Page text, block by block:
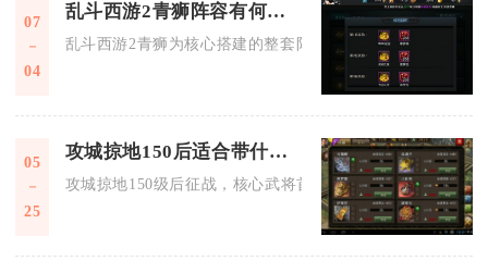
07
04
乱斗西游2青狮阵容有何优势
乱斗西游2青狮为核心搭建的整套阵容，最大优势是全域克
05
25
攻城掠地150后适合带什么武将征战
攻城掠地150级后征战，核心武将首选觉醒关羽、赵云、陆